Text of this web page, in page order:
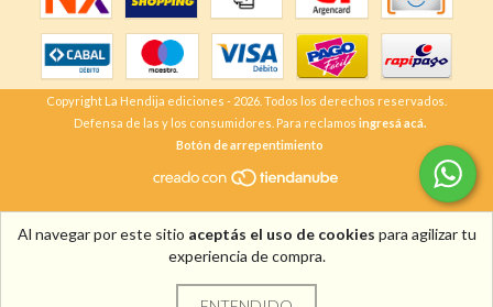
Al navegar por este sitio aceptás el uso de cookies para agilizar tu
experiencia de compra.
Copyright La Hendija ediciones - 2026. Todos los derechos reservados.
Defensa de las y los consumidores. Para reclamos ingresá acá.
Botón de arrepentimiento